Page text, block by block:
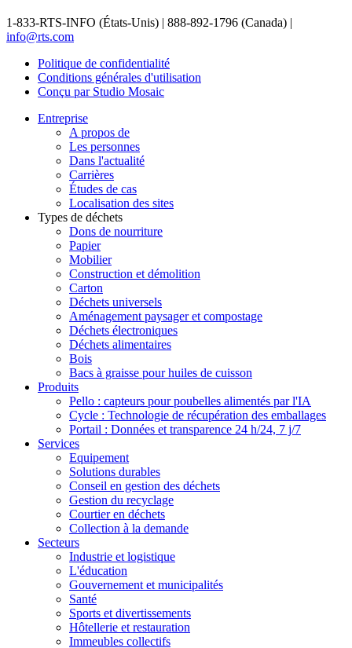
1-833-RTS-INFO (États-Unis) | 888-892-1796 (Canada) |
info@rts.com
Politique de confidentialité
Conditions générales d'utilisation
Conçu par Studio Mosaic
Entreprise
A propos de
Les personnes
Dans l'actualité
Carrières
Études de cas
Localisation des sites
Types de déchets
Dons de nourriture
Papier
Mobilier
Construction et démolition
Carton
Déchets universels
Aménagement paysager et compostage
Déchets électroniques
Déchets alimentaires
Bois
Bacs à graisse pour huiles de cuisson
Produits
Pello : capteurs pour poubelles alimentés par l'IA
Cycle : Technologie de récupération des emballages
Portail : Données et transparence 24 h/24, 7 j/7
Services
Equipement
Solutions durables
Conseil en gestion des déchets
Gestion du recyclage
Courtier en déchets
Collection à la demande
Secteurs
Industrie et logistique
L'éducation
Gouvernement et municipalités
Santé
Sports et divertissements
Hôtellerie et restauration
Immeubles collectifs